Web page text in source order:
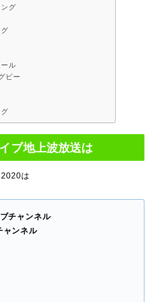
グ
ル
ビー
ブ地上波放送は
は
チャンネル
ャンネル